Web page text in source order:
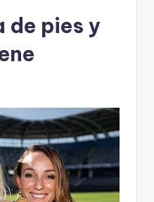
de pies y